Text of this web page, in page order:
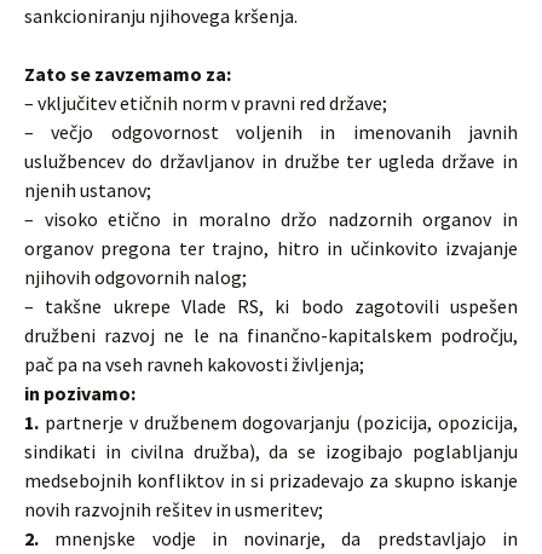
sankcioniranju njihovega kršenja.
Zato se zavzemamo za:
– vključitev etičnih norm v pravni red države;
– večjo odgovornost voljenih in imenovanih javnih
uslužbencev do državljanov in družbe ter ugleda države in
njenih ustanov;
– visoko etično in moralno držo nadzornih organov in
organov pregona ter trajno, hitro in učinkovito izvajanje
njihovih odgovornih nalog;
– takšne ukrepe Vlade RS, ki bodo zagotovili uspešen
družbeni razvoj ne le na finančno-kapitalskem področju,
pač pa na vseh ravneh kakovosti življenja;
in pozivamo:
1. partnerje v družbenem dogovarjanju (pozicija, opozicija,
sindikati in civilna družba), da se izogibajo poglabljanju
medsebojnih konfliktov in si prizadevajo za skupno iskanje
novih razvojnih rešitev in usmeritev;
2. mnenjske vodje in novinarje, da predstavljajo in